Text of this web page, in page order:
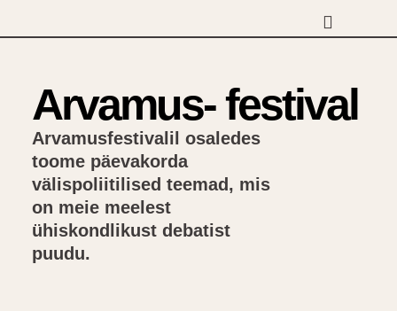
Arvamus- festival
Arvamusfestivalil osaledes
toome päevakorda
välispoliitilised teemad, mis
on meie meelest
ühiskondlikust debatist
puudu.